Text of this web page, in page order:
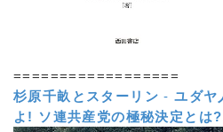
==================
杉原千畝とスターリン -ユダヤ
よ! ソ連共産党の極秘決定とは?